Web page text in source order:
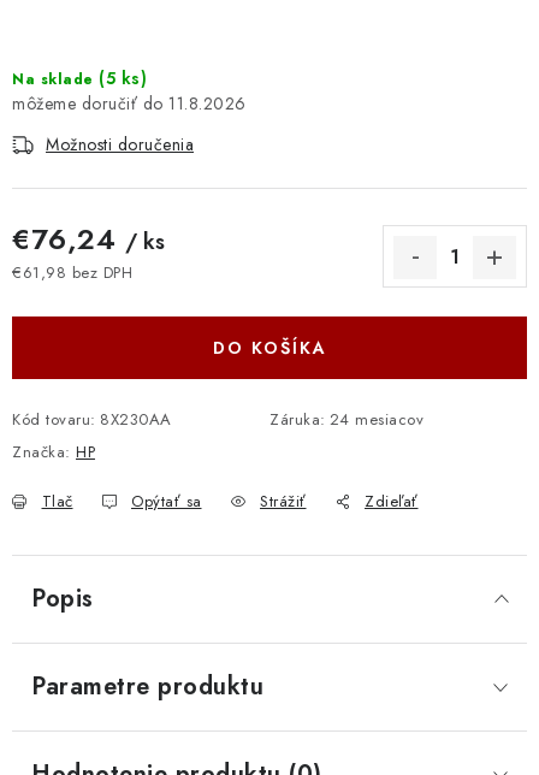
: NOVÉ PRODUKTY
ZNAČKY
Obchodné podmienky
Ochrana osobných údajov
Moja objednávka
Na sklade (5 ks)
11.8.2026
Možnosti doručenia
€76,24 / ks
€61,98 bez DPH
DO KOŠÍKA
Kód tovaru: 8X230AA Záruka: 24 mesiacov
Značka: HP
Tlač Opýtať sa Strážiť Zdieľať
Popis
Parametre produktu